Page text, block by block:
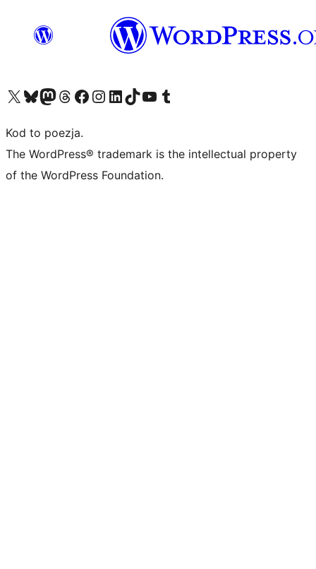
Odwiedź nasze konto X (dawniej Twitter)
Odwiedź nasze konto Bluesky
Odwiedź nasze konto na Mastodoncie
Odwiedź naszego Threadsa
Odwiedź naszego Facebooka
Odwiedź nasze konto na Instagramie
Odwiedź nasze konto na LinkedIn
Odwiedź naszego TikToka
Odwiedź nasz kanał YouTube
Odwiedź naszego Tumblra
Kod to poezja.
The WordPress® trademark is the intellectual property
of the WordPress Foundation.